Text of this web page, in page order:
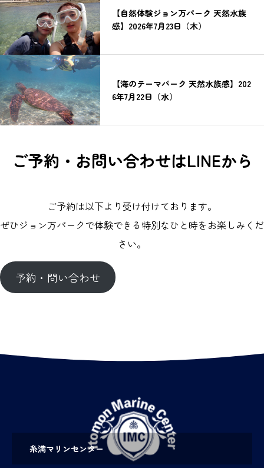
【自然体験ジョン万パーク 天然水族
感】2026年7月23日（木）
【海のテーマパーク 天然水族感】202
6年7月22日（水）
ご予約・お問い合わせはLINEから
ご予約は以下より受け付けております。
ぜひジョン万パークで体験できる特別なひと時をお楽しみくだ
さい。
予約・問い合わせ
糸満マリンセンター